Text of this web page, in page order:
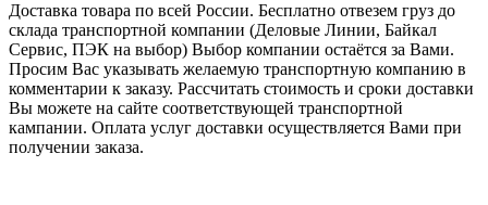
Доставка товара по всей России. Бесплатно отвезем груз до
склада транспортной компании (Деловые Линии, Байкал
Сервис, ПЭК на выбор) Выбор компании остаётся за Вами.
Просим Вас указывать желаемую транспортную компанию в
комментарии к заказу. Рассчитать стоимость и сроки доставки
Вы можете на сайте соответствующей транспортной
кампании. Оплата услуг доставки осуществляется Вами при
получении заказа.